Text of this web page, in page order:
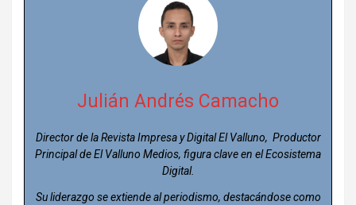
Julián Andrés Camacho
Director de la Revista Impresa y Digital El Valluno, Productor
Principal de El Valluno Medios, figura clave en el Ecosistema
Digital.
Su liderazgo se extiende al periodismo, destacándose como